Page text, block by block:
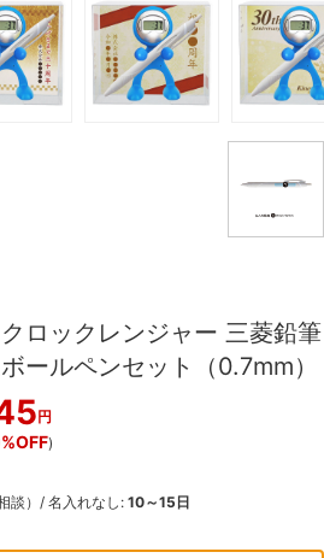
クロックレンジャー 三菱鉛筆
ールペンセット（0.7mm）
円
)
相談）/ 名入れなし: 10～15日